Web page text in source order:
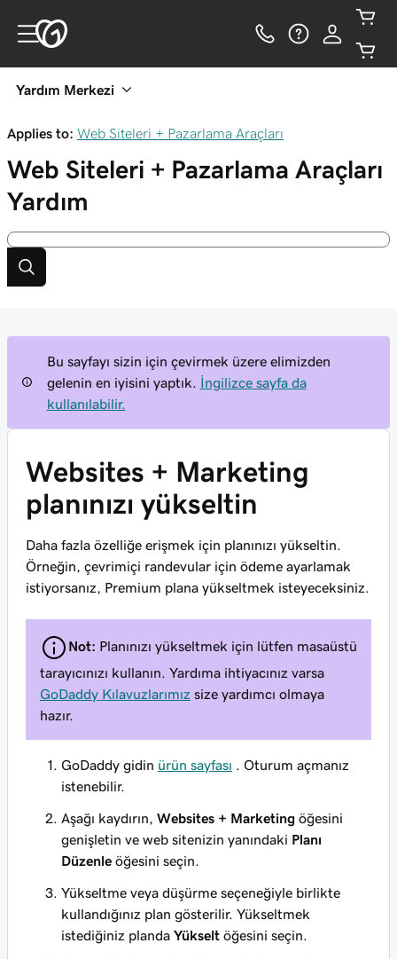
Yardım Merkezi
Applies to: Web Siteleri + Pazarlama Araçları
Web Siteleri + Pazarlama Araçları
Yardım
Bu sayfayı sizin için çevirmek üzere elimizden
gelenin en iyisini yaptık.
İngilizce sayfa da
kullanılabilir.
Websites + Marketing
planınızı yükseltin
Daha fazla özelliğe erişmek için planınızı yükseltin.
Örneğin, çevrimiçi randevular için ödeme ayarlamak
istiyorsanız, Premium plana yükseltmek isteyeceksiniz.
Not: Planınızı yükseltmek için lütfen masaüstü
tarayıcınızı kullanın. Yardıma ihtiyacınız varsa
GoDaddy Kılavuzlarımız size yardımcı olmaya
hazır.
GoDaddy gidin ürün sayfası . Oturum açmanız
istenebilir.
Aşağı kaydırın, Websites + Marketing öğesini
genişletin ve web sitenizin yanındaki Planı
Düzenle öğesini seçin.
Yükseltme veya düşürme seçeneğiyle birlikte
kullandığınız plan gösterilir. Yükseltmek
istediğiniz planda Yükselt öğesini seçin.